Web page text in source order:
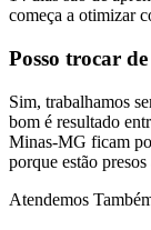
começa a otimizar
Posso trocar
Sim, trabalhamos
bom é resultado
Minas-MG ficam
porque estão
Atendemos